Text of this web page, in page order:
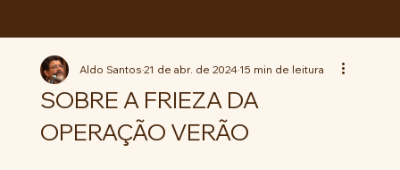
SOBRE A FRIEZA DA
OPERAÇÃO VERÃO
Aldo Santos21 de abr. de 202415 min de leitura